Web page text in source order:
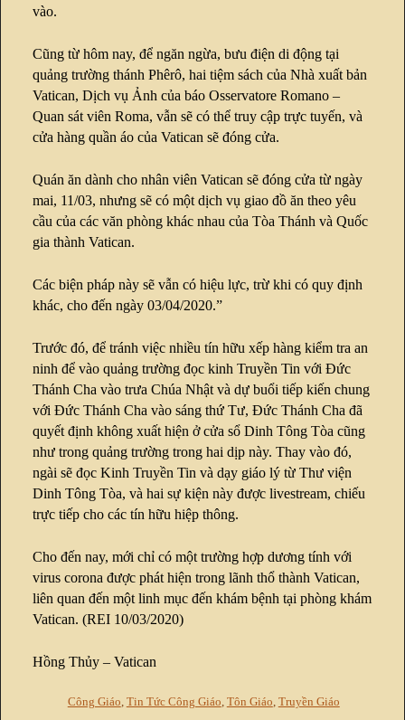
vào.
Cũng từ hôm nay, để ngăn ngừa, bưu điện di động tại
quảng trường thánh Phêrô, hai tiệm sách của Nhà xuất bản
Vatican, Dịch vụ Ảnh của báo Osservatore Romano –
Quan sát viên Roma, vẫn sẽ có thể truy cập trực tuyến, và
cửa hàng quần áo của Vatican sẽ đóng cửa.
Quán ăn dành cho nhân viên Vatican sẽ đóng cửa từ ngày
mai, 11/03, nhưng sẽ có một dịch vụ giao đồ ăn theo yêu
cầu của các văn phòng khác nhau của Tòa Thánh và Quốc
gia thành Vatican.
Các biện pháp này sẽ vẫn có hiệu lực, trừ khi có quy định
khác, cho đến ngày 03/04/2020.”
Trước đó, để tránh việc nhiều tín hữu xếp hàng kiểm tra an
ninh để vào quảng trường đọc kinh Truyền Tin với Đức
Thánh Cha vào trưa Chúa Nhật và dự buổi tiếp kiến chung
với Đức Thánh Cha vào sáng thứ Tư, Đức Thánh Cha đã
quyết định không xuất hiện ở cửa sổ Dinh Tông Tòa cũng
như trong quảng trường trong hai dịp này. Thay vào đó,
ngài sẽ đọc Kinh Truyền Tin và dạy giáo lý từ Thư viện
Dinh Tông Tòa, và hai sự kiện này được livestream, chiếu
trực tiếp cho các tín hữu hiệp thông.
Cho đến nay, mới chỉ có một trường hợp dương tính với
virus corona được phát hiện trong lãnh thổ thành Vatican,
liên quan đến một linh mục đến khám bệnh tại phòng khám
Vatican. (REI 10/03/2020)
Hồng Thủy – Vatican
Công Giáo, Tin Tức Công Giáo, Tôn Giáo, Truyền Giáo